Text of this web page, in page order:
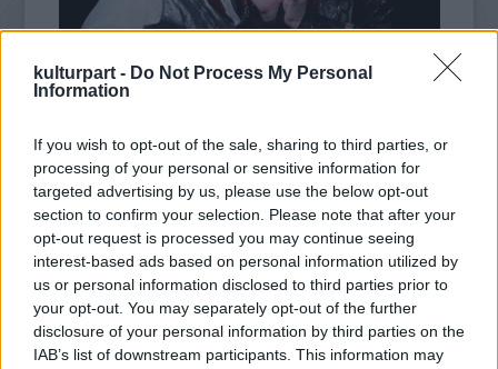
kulturpart - Do Not Process My Personal
Information
If you wish to opt-out of the sale, sharing to third parties, or
processing of your personal or sensitive information for
targeted advertising by us, please use the below opt-out
section to confirm your selection. Please note that after your
opt-out request is processed you may continue seeing
interest-based ads based on personal information utilized by
us or personal information disclosed to third parties prior to
your opt-out. You may separately opt-out of the further
disclosure of your personal information by third parties on the
IAB’s list of downstream participants. This information may
Molnár Levente az MTI-nek elmondta: "a
Bastille-ban debütálni olyan, mintha az
ember megmászta volna a Himaláját. Egy A-
kategóriás operaházban énekelni a karrier
csúcsát jelenti egy énekes számára. Itt
nagyon kritikus a közönség, vagy szeretik az
embert, vagy nem, mert általában nagyon jó
az énekesi gárda".